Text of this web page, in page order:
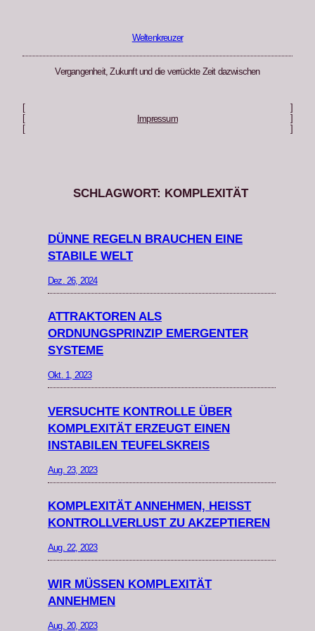
Weltenkreuzer
Vergangenheit, Zukunft und die verrückte Zeit dazwischen
Impressum
SCHLAGWORT: KOMPLEXITÄT
DÜNNE REGELN BRAUCHEN EINE
STABILE WELT
Dez. 26, 2024
ATTRAKTOREN ALS
ORDNUNGSPRINZIP EMERGENTER
SYSTEME
Okt. 1, 2023
VERSUCHTE KONTROLLE ÜBER
KOMPLEXITÄT ERZEUGT EINEN
INSTABILEN TEUFELSKREIS
Aug. 23, 2023
KOMPLEXITÄT ANNEHMEN, HEISST K
ONTROLLVERLUST ZU AKZEPTIEREN
Aug. 22, 2023
WIR MÜSSEN KOMPLEXITÄT
ANNEHMEN
Aug. 20, 2023